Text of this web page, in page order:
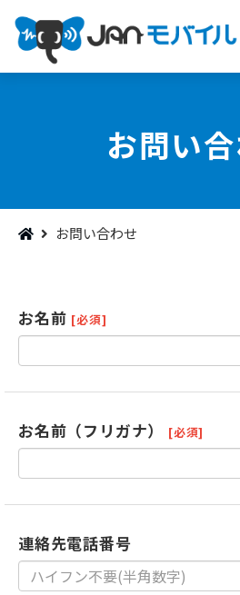
お問い
お問い合わせ
お名前 [必須]
お名前（フリガナ） [必須]
連絡先電話番号